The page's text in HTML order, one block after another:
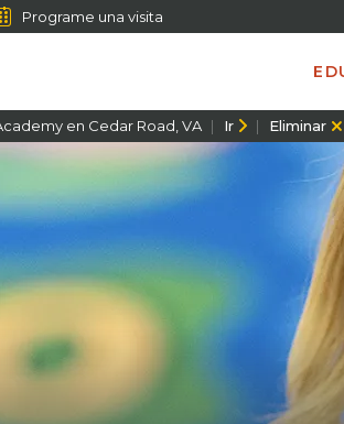
Programe una visita
en Cedar Road, VA Ir Eliminar